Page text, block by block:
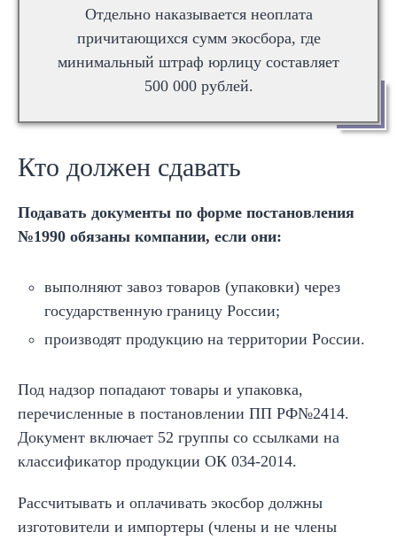
Отдельно наказывается неоплата
причитающихся сумм экосбора, где
минимальный штраф юрлицу составляет
500 000 рублей.
Кто должен сдавать
Подавать документы по форме постановления
№1990 обязаны компании, если они:
выполняют завоз товаров (упаковки) через
государственную границу России;
производят продукцию на территории России.
Под надзор попадают товары и упаковка,
перечисленные в постановлении ПП РФ№2414.
Документ включает 52 группы со ссылками на
классификатор продукции ОК 034-2014.
Рассчитывать и оплачивать экосбор должны
изготовители и импортеры (члены и не члены